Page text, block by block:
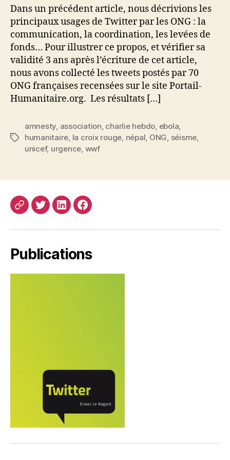
Dans un précédent article, nous décrivions les
principaux usages de Twitter par les ONG : la
communication, la coordination, les levées de
fonds… Pour illustrer ce propos, et vérifier sa
validité 3 ans après l’écriture de cet article,
nous avons collecté les tweets postés par 70
ONG françaises recensées sur le site Portail-
Humanitaire.org. Les résultats […]
Étiquettes
amnesty, association, charlie hebdo, ebola,
humanitaire, la croix rouge, népal, ONG, séisme,
unicef, urgence, wwf
CV TwitterLinkedInFacebook
Publications